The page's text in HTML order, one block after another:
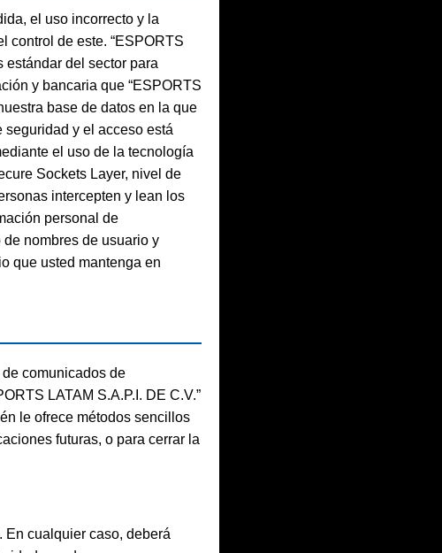
el uso incorrecto y la
control de este. “ESPORTS
estándar del sector para
y bancaria que “ESPORTS
base de datos en la que
y el acceso está
el uso de la tecnología
Sockets Layer, nivel de
intercepten y lean los
personal de
nombres de usuario y
que usted mantenga en
comunicados de
LATAM S.A.P.I. DE C.V.”
le ofrece métodos sencillos
futuras, o para cerrar la
En cualquier caso, deberá